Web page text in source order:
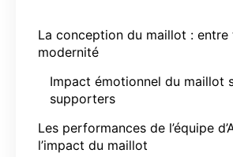
La conception du maillot :
modernité
Impact émotionnel du maillot
supporters
Les performances de l’équipe
l’impact du maillot